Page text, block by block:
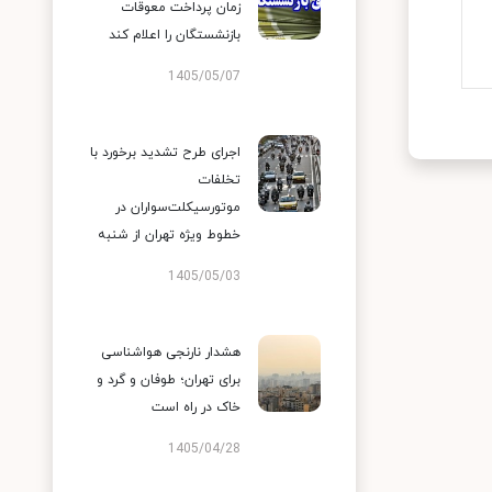
زمان پرداخت معوقات
بازنشستگان را اعلام کند
1405/05/07
اجرای طرح تشدید برخورد با
تخلفات
موتورسیکلت‌سواران در
خطوط ویژه تهران از شنبه
1405/05/03
هشدار نارنجی هواشناسی
برای تهران؛ طوفان و گرد و
خاک در راه است
1405/04/28